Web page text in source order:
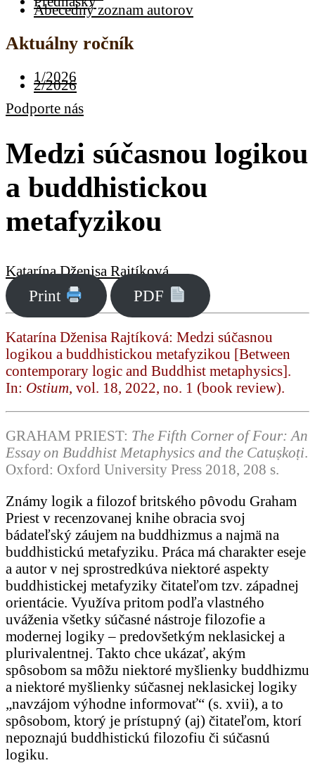
Abecedný zoznam autorov
Aktuálny ročník
1/2026
2/2026
Podporte nás
Medzi súčasnou logikou
a buddhistickou
metafyzikou
Katarína Dženisa Rajtíková
Print PDF
Katarína Dženisa Rajtíková: Medzi súčasnou
logikou a buddhistickou metafyzikou [Between
contemporary logic and Buddhist metaphysics].
In: Ostium, vol. 18, 2022, no. 1 (book review).
GRAHAM PRIEST: The Fifth Corner of Four: An
Essay on Buddhist Metaphysics and the Catuṣkoṭi.
Oxford: Oxford University Press 2018, 208 s.
Známy logik a filozof britského pôvodu Graham
Priest v recenzovanej knihe obracia svoj
bádateľský záujem na buddhizmus a najmä na
buddhistickú metafyziku. Práca má charakter eseje
a autor v nej sprostredkúva niektoré aspekty
buddhistickej metafyziky čitateľom tzv. západnej
orientácie. Využíva pritom podľa vlastného
uváženia všetky súčasné nástroje filozofie a
modernej logiky – predovšetkým neklasickej a
plurivalentnej. Takto chce ukázať, akým
spôsobom sa môžu niektoré myšlienky buddhizmu
a niektoré myšlienky súčasnej neklasickej logiky
„navzájom výhodne informovať“ (s. xvii), a to
spôsobom, ktorý je prístupný (aj) čitateľom, ktorí
nepoznajú buddhistickú filozofiu či súčasnú
logiku.